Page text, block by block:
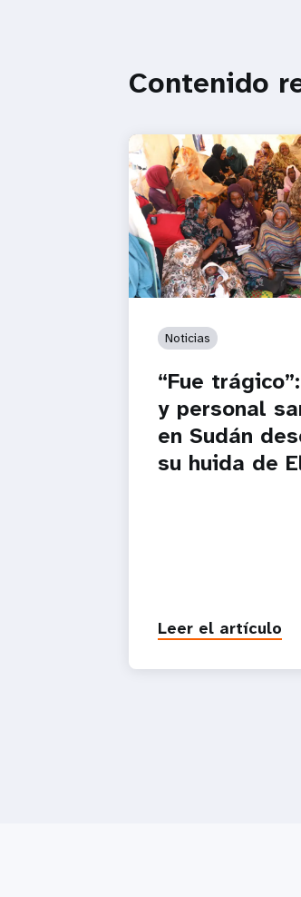
Contenido
Noticias
“Fue
y personal
en Sudán
su huida de
Leer el artículo